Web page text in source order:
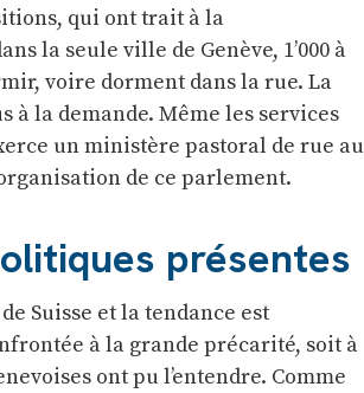
qui ont trait à la
la seule ville de Genève, 1’000 à
voire dorment dans la rue. La
à la demande. Même les services
un ministère pastoral de rue au
de ce parlement.
présentes
Suisse et la tendance est
à la grande précarité, soit à
ont pu l’entendre. Comme